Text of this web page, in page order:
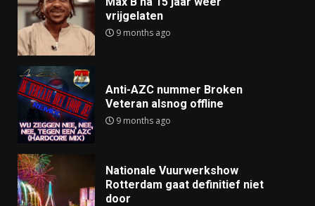
vrijgelaten
9 months ago
Anti-AZC nummer Broken
Veteran alsnog offline
9 months ago
Nationale Vuurwerkshow
Rotterdam gaat definitief niet
door